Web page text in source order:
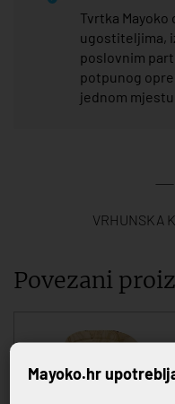
Tvrtka Mayoko
ugostiteljima,
poslovnim
potpunog
jednom mjestu
VRHUNSKA
Povezani
Mayoko.hr